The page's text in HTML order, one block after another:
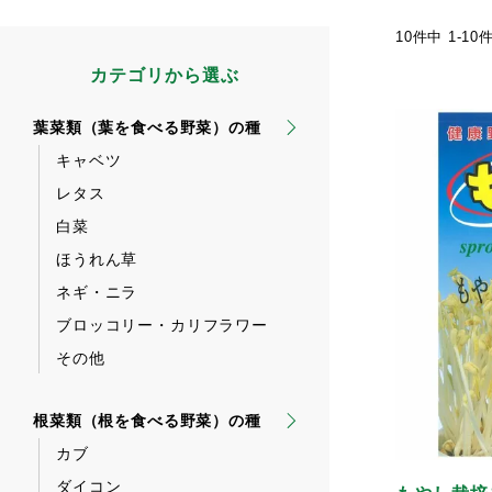
カテゴリから選ぶ
葉菜類（葉を食べる野菜）の種
キャベツ
レタス
白菜
ほうれん草
ネギ・ニラ
ブロッコリー・カリフラワー
その他
根菜類（根を食べる野菜）の種
カブ
ダイコン
10件中 1-10